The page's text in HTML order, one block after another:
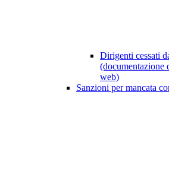
Dirigenti cessati
(documentazione
web)
Sanzioni per mancata